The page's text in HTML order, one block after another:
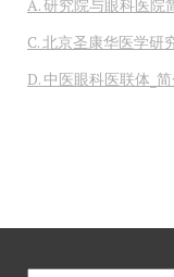
A. 研究院与眼科医院
C. 北京圣康华医学研
D. 中医眼科医联体_简